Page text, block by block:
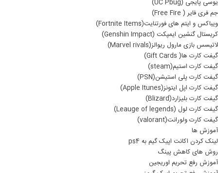
یوسی پایجی (UC Pbug)
جم فری فایر ( Free Fire)
ویباکس و ایتم های فورتنایت(Fortnite Items)
کریستال گنشین ایمپکت (Genshin Impact)
لاتیسس بازی مارول ریوالز(Marvel rivals)
گیفت کارت ها( Gift Cards)
گیفت کارت استیم(steam)
گیفت کارت پلی استیشن(PSN)
گیفت کارت اپل ایتونز(Apple Itunes)
گیفت کارت بلیزارد(Blizard)
گیفت کارت لول (Leauge of legends)
گیفت کارت ولورانت(valorant)
آموزش ها
لینک کردن اکانت اپیک گیم به ps4
روش های کاهش پینگ
آموزش رفع تحریم اوریجین